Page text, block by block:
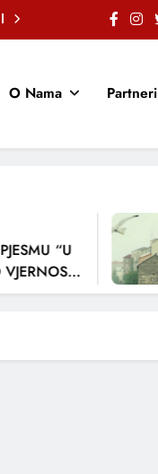
O Nama Partneri
“U